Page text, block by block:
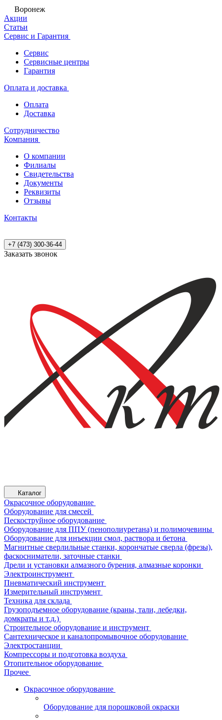
Воронеж
Акции
Статьи
Сервис и Гарантия
Сервис
Сервисные центры
Гарантия
Оплата и доставка
Оплата
Доставка
Сотрудничество
Компания
О компании
Филиалы
Свидетельства
Документы
Реквизиты
Отзывы
Контакты
+7 (473) 300-36-44
Заказать звонок
Каталог
Окрасочное оборудование
Оборудование для смесей
Пескоструйное оборудование
Оборудование для ППУ (пенополиуретана) и полимочевины
Оборудование для инъекции смол, раствора и бетона
Магнитные сверлильные станки, корончатые сверла (фрезы),
фаскосниматели, заточные станки
Дрели и установки алмазного бурения, алмазные коронки
Электроинструмент
Пневматический инструмент
Измерительный инструмент
Техника для склада
Грузоподъемное оборудование (краны, тали, лебедки,
домкраты и т.д.)
Строительное оборудование и инструмент
Сантехническое и каналопромывочное оборудование
Электростанции
Компрессоры и подготовка воздуха
Отопительное оборудование
Прочее
Окрасочное оборудование
Оборудование для порошковой окраски